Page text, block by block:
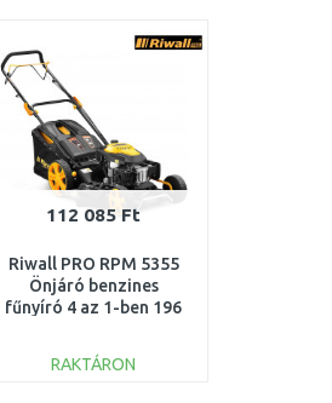
Összehasonlítás
112 085 Ft
Riwall PRO RPM 5355
Önjáró benzines
fűnyíró 4 az 1-ben 196
RAKTÁRON